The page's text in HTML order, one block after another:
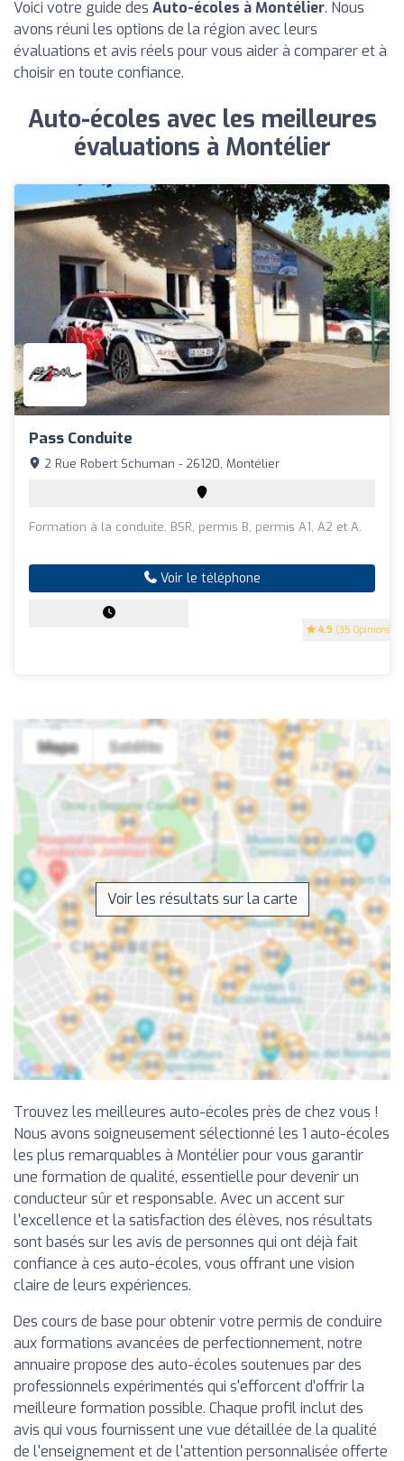
Voici votre guide des Auto-écoles à Montélier. Nous
avons réuni les options de la région avec leurs
évaluations et avis réels pour vous aider à comparer et à
choisir en toute confiance.
Auto-écoles avec les meilleures
évaluations à Montélier
Pass Conduite
4.9 (35 Opinions)
2 Rue Robert Schuman - 26120, Montélier
Formation à la conduite, BSR, permis B, permis A1, A2 et A.
Voir le téléphone
Voir les résultats sur la carte
Trouvez les meilleures auto-écoles près de chez vous !
Nous avons soigneusement sélectionné les 1 auto-écoles
les plus remarquables à Montélier pour vous garantir
une formation de qualité, essentielle pour devenir un
conducteur sûr et responsable. Avec un accent sur
l'excellence et la satisfaction des élèves, nos résultats
sont basés sur les avis de personnes qui ont déjà fait
confiance à ces auto-écoles, vous offrant une vision
claire de leurs expériences.
Des cours de base pour obtenir votre permis de conduire
aux formations avancées de perfectionnement, notre
annuaire propose des auto-écoles soutenues par des
professionnels expérimentés qui s'efforcent d'offrir la
meilleure formation possible. Chaque profil inclut des
avis qui vous fournissent une vue détaillée de la qualité
de l'enseignement et de l'attention personnalisée offerte